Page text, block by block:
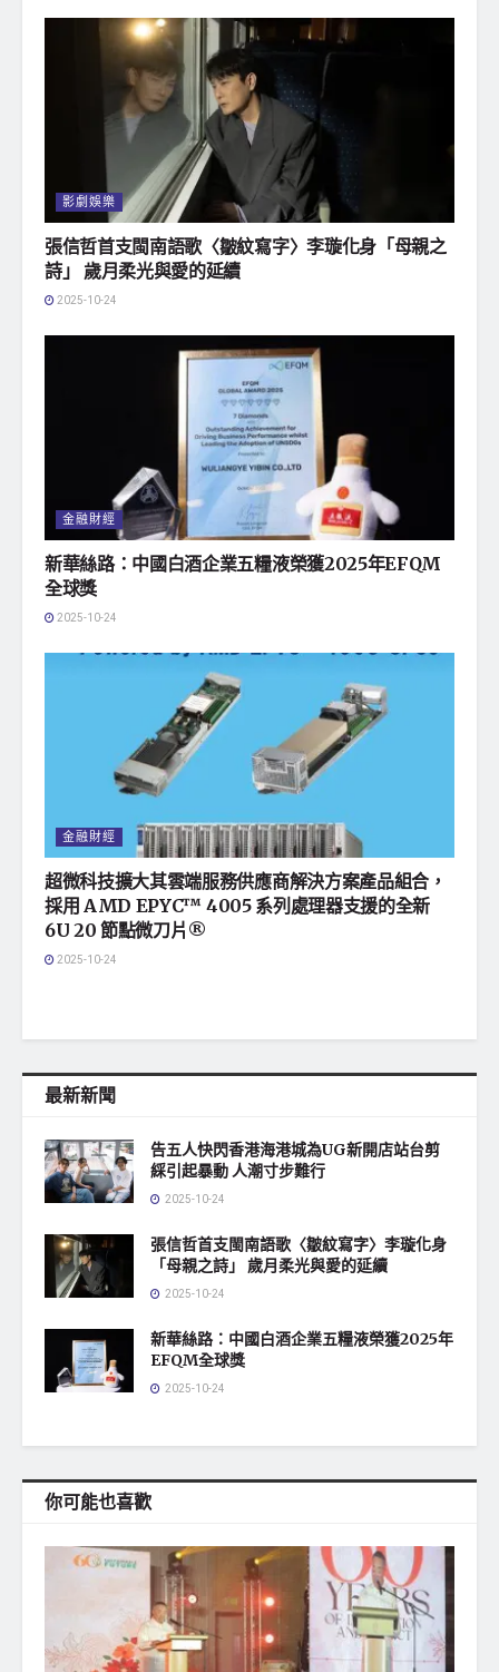
影劇娛樂
張信哲首支閩南語歌〈皺紋寫字〉李璇化身「母親之
詩」 歲月柔光與愛的延續
2025-10-24
金融財經
新華絲路：中國白酒企業五糧液榮獲2025年EFQM
全球獎
2025-10-24
金融財經
超微科技擴大其雲端服務供應商解決方案產品組合，
採用 AMD EPYC™ 4005 系列處理器支援的全新
6U 20 節點微刀片®
2025-10-24
最新新聞
告五人快閃香港海港城為UG新開店站台剪
綵引起暴動 人潮寸步難行
2025-10-24
張信哲首支閩南語歌〈皺紋寫字〉李璇化身
「母親之詩」 歲月柔光與愛的延續
2025-10-24
新華絲路：中國白酒企業五糧液榮獲2025年
EFQM全球獎
2025-10-24
你可能也喜歡